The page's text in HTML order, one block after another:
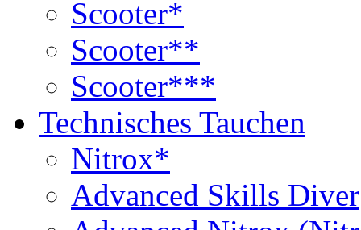
Scooter*
Scooter**
Scooter***
Technisches Tauchen
Nitrox*
Advanced Skills Diver